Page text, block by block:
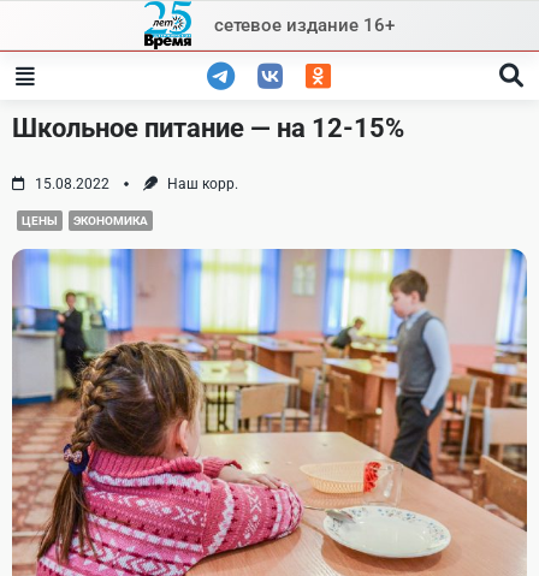
content
сетевое издание 16+
Школьное питание — на 12-15%
15.08.2022 Наш корр.
ЦЕНЫ ЭКОНОМИКА